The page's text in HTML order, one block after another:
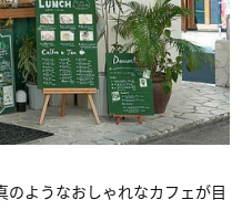
のようなおしゃれなカフェが目